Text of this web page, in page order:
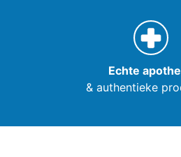
Echte
& authentieke